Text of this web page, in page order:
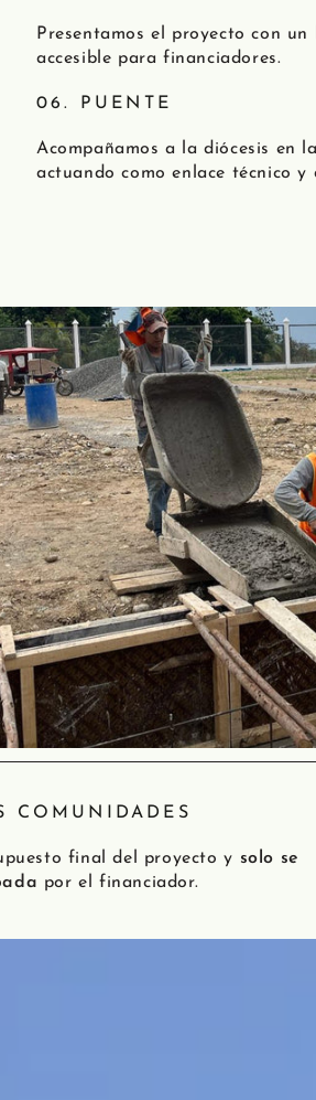
Presentamos el proyecto con
accesible para financiadores.
06. PUENTE
Acompañamos a la diócesis en
actuando como enlace técnico y
COMUNIDADES
final del proyecto y solo se
por el financiador.